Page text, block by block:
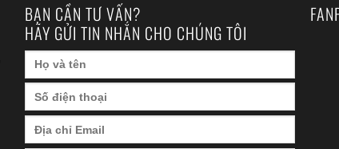
BẠN CẦN TƯ VẤN?
HÃY GỬI TIN NHẮN CHO CHÚNG TÔI